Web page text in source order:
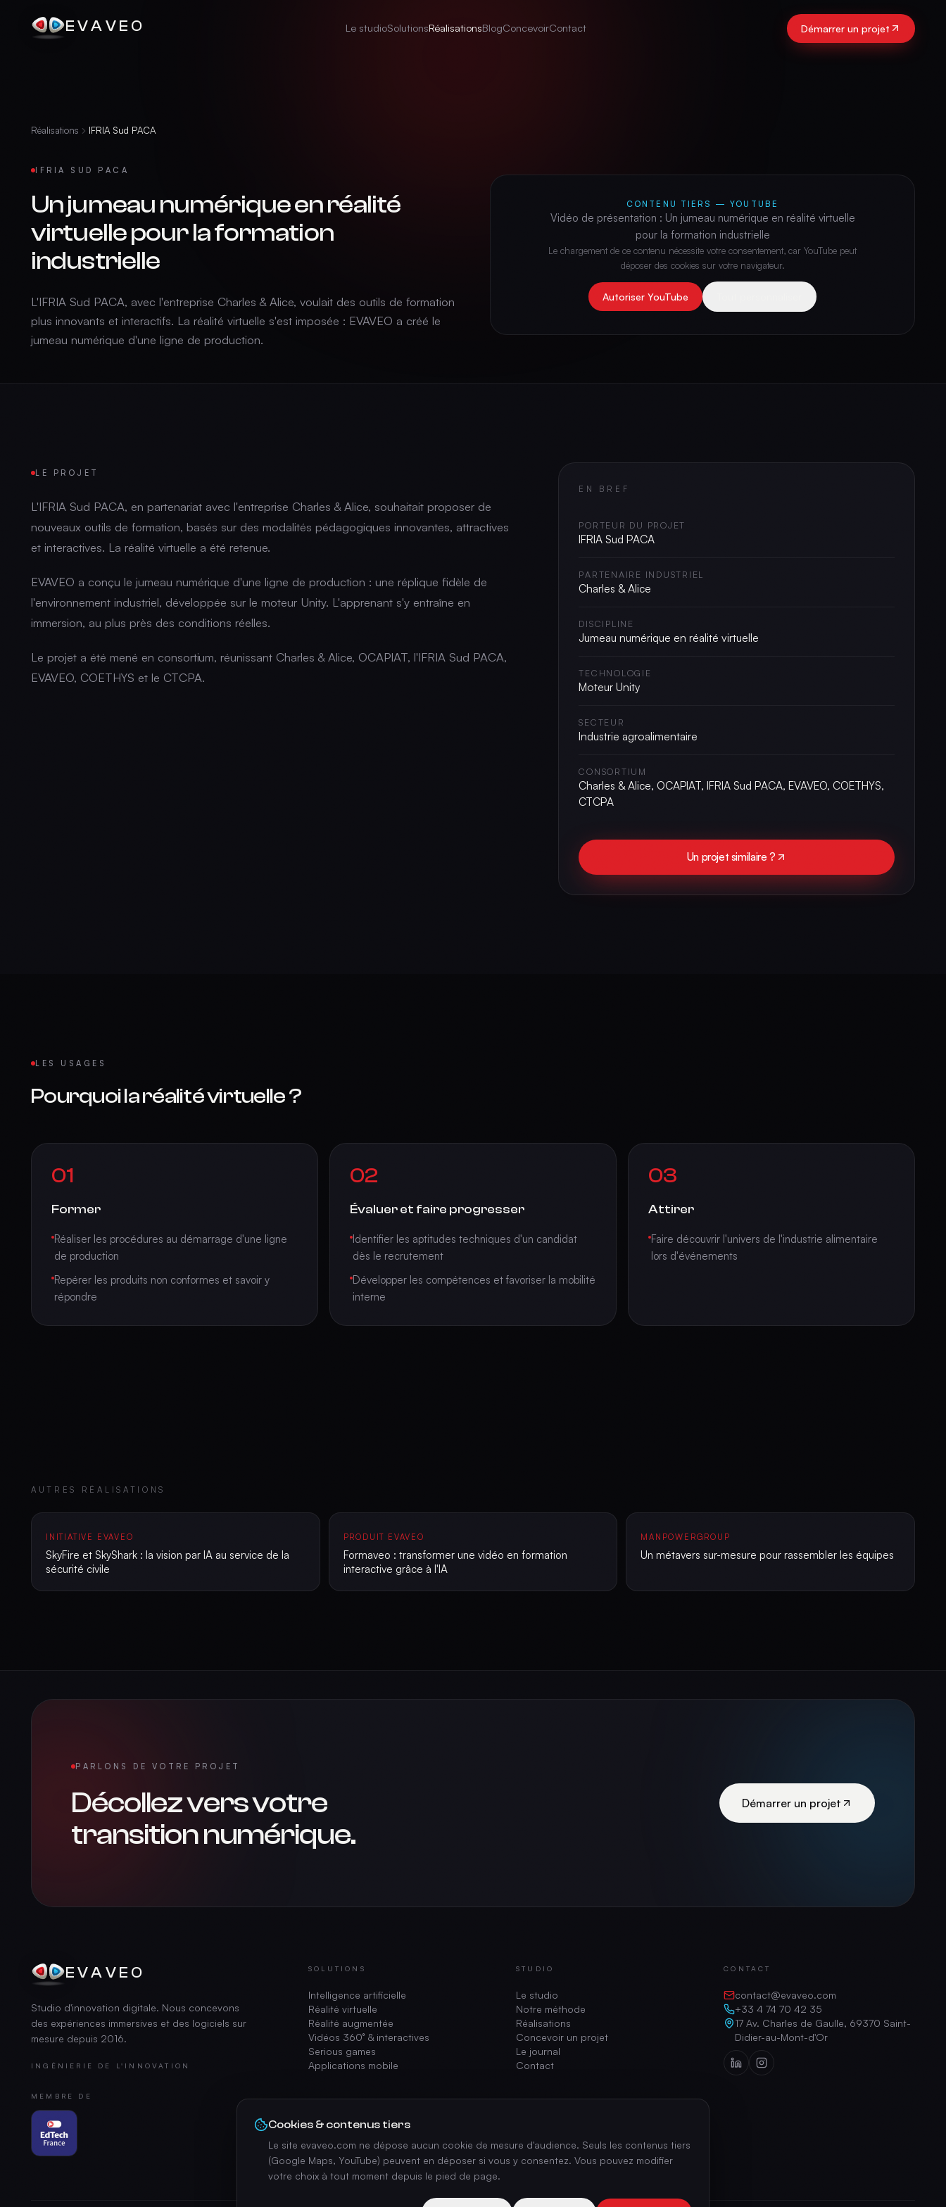
EVAVEO Le studioSolutionsRéalisationsBlogConcevoirContact Démarrer un projet
Réalisations IFRIA Sud PACA
IFRIA SUD PACA
Un jumeau numérique en réalité
virtuelle pour la formation
industrielle
L'IFRIA Sud PACA, avec l'entreprise Charles & Alice, voulait des outils de formation
plus innovants et interactifs. La réalité virtuelle s'est imposée : EVAVEO a créé le
jumeau numérique d'une ligne de production.
CONTENU TIERS —YOUTUBE
Vidéo de présentation : Un jumeau numérique en réalité virtuelle
pour la formation industrielle
Le chargement de ce contenu nécessite votre consentement, car YouTube peut
déposer des cookies sur votre navigateur.
Autoriser YouTube
LE PROJET
L'IFRIA Sud PACA, en partenariat avec l'entreprise Charles & Alice, souhaitait proposer de
nouveaux outils de formation, basés sur des modalités pédagogiques innovantes, attractives
et interactives. La réalité virtuelle a été retenue.
EVAVEO a conçu le jumeau numérique d'une ligne de production : une réplique fidèle de
l'environnement industriel, développée sur le moteur Unity. L'apprenant s'y entraîne en
immersion, au plus près des conditions réelles.
Le projet a été mené en consortium, réunissant Charles & Alice, OCAPIAT, l'IFRIA Sud PACA,
EVAVEO, COETHYS et le CTCPA.
EN BREF
PORTEUR DU PROJET
IFRIA Sud PACA
PARTENAIRE INDUSTRIEL
Charles & Alice
DISCIPLINE
Jumeau numérique en réalité virtuelle
TECHNOLOGIE
Moteur Unity
SECTEUR
Industrie agroalimentaire
CONSORTIUM
Charles & Alice, OCAPIAT, IFRIA Sud PACA, EVAVEO, COETHYS,
CTCPA
Un projet similaire ?
LES USAGES
Pourquoi la réalité virtuelle ?
01
Former
Réaliser les procédures au démarrage d'une ligne
de production
Repérer les produits non conformes et savoir y
répondre
02
Évaluer et faire progresser
Identifier les aptitudes techniques d'un candidat
dès le recrutement
Développer les compétences et favoriser la mobilité
interne
03
Attirer
Faire découvrir l'univers de l'industrie alimentaire
lors d'événements
AUTRES RÉALISATIONS
INITIATIVE EVAVEO
SkyFire et SkyShark : la vision par IA au service de la
sécurité civile
PRODUIT EVAVEO
Formaveo : transformer une vidéo en formation
interactive grâce à l'IA
MANPOWERGROUP
Un métavers sur-mesure pour rassembler les équipes
PARLONS DE VOTRE PROJET
Décollez vers votre
transition numérique.
Démarrer un projet
EVAVEO
Studio d'innovation digitale. Nous concevons
des expériences immersives et des logiciels sur
mesure depuis 2016.
INGÉNIERIE DE L'INNOVATION
MEMBRE DE
SOLUTIONS
Intelligence artificielle
Réalité virtuelle
Réalité augmentée
Vidéos 360° & interactives
Serious games
Applications mobile
STUDIO
Le studio
Notre méthode
Réalisations
Concevoir un projet
Le journal
Contact
CONTACT
contact@evaveo.com
+33 4 74 70 42 35
17 Av. Charles de Gaulle, 69370 Saint-
Didier-au-Mont-d'Or
Cookies & contenus tiers
Le site evaveo.com ne dépose aucun cookie de mesure d'audience. Seuls les contenus tiers
(Google Maps, YouTube) peuvent en déposer si vous y consentez. Vous pouvez modifier
votre choix à tout moment depuis le pied de page.